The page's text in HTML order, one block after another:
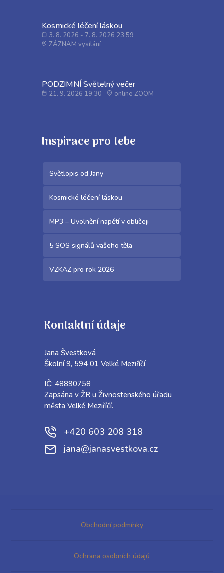
Kosmické léčení láskou
3. 8. 2026 - 7. 8. 2026 23:59
ZÁZNAM vysílání
PODZIMNÍ Světelný večer
21. 9. 2026 19:30 online ZOOM
Inspirace pro tebe
Světlopis od Jany
Kosmické léčení láskou
MP3 – Uvolnění napětí v obličeji
5 SOS signálů vašeho těla
VZKAZ pro rok 2026
Kontaktní údaje
Jana Švestková
Školní 9, 594 01 Velké Meziříčí
IČ: 48890758
Zapsána v ŽR u Živnostenského úřadu
města Velké Meziříčí.
+420 603 208 318
jana@janasvestkova.cz
Obchodní podmínky
Ochrana osobních údajů